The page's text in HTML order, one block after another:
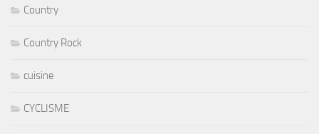
Country
Country Rock
cuisine
CYCLISME